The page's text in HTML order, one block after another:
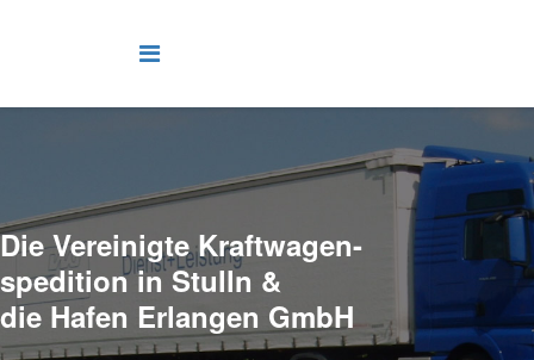
Die Vereinigte Kraftwagen-
spedition in Stulln &
die Hafen Erlangen GmbH